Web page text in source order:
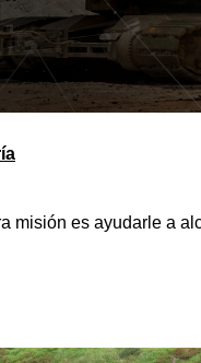
misión es ayudarle a